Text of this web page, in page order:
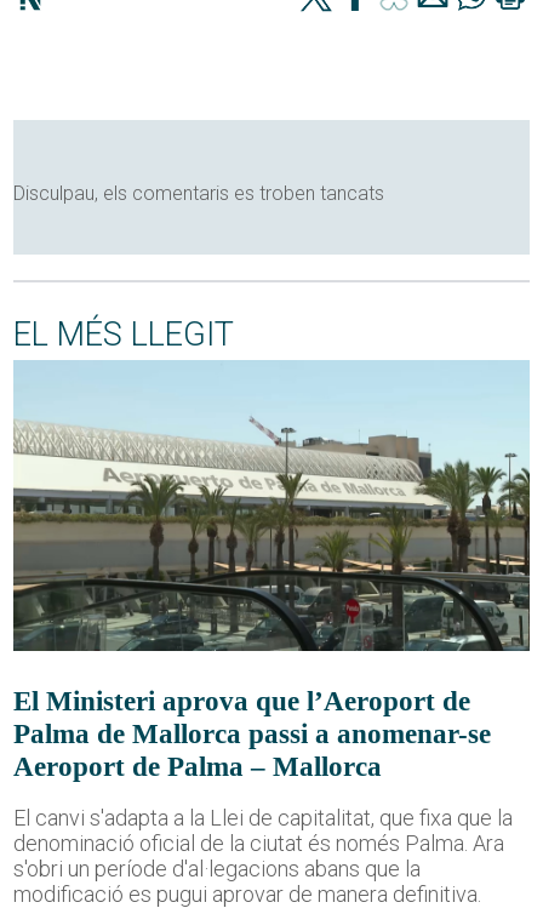
Disculpau, els comentaris es troben tancats
EL MÉS LLEGIT
El Ministeri aprova que l’Aeroport de
Palma de Mallorca passi a anomenar-se
Aeroport de Palma – Mallorca
El canvi s'adapta a la Llei de capitalitat, que fixa que la
denominació oficial de la ciutat és només Palma. Ara
s'obri un període d'al·legacions abans que la
modificació es pugui aprovar de manera definitiva.